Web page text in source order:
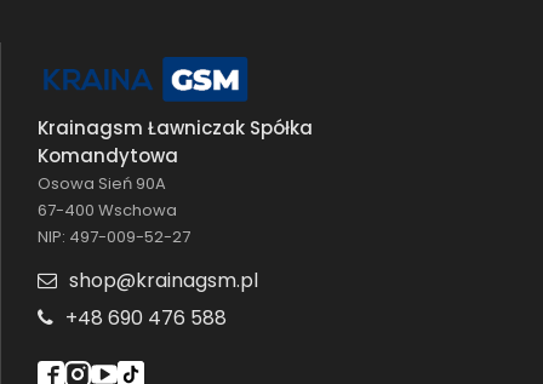
Krainagsm Ławniczak Spółka
Komandytowa
Osowa Sień 90A
67-400 Wschowa
NIP: 497-009-52-27
shop@krainagsm.pl
+48 690 476 588